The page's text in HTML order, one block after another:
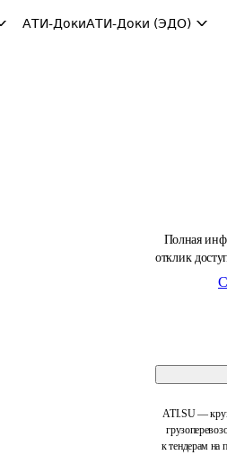
АТИ-ДокиАТИ-Доки (ЭДО)
Полная
отклик
ATI.SU —
к тендерам на